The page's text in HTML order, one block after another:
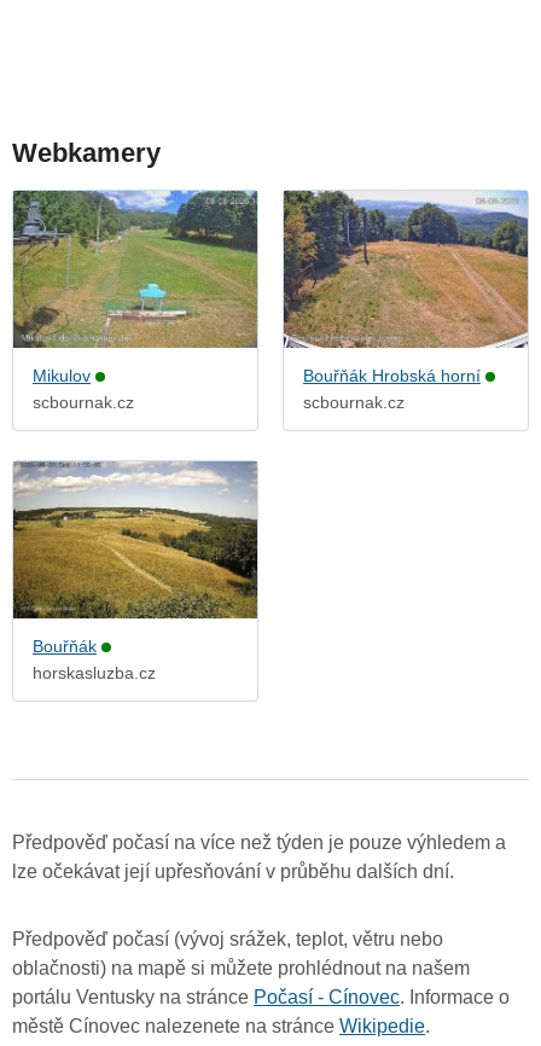
Webkamery
Mikulov
scbournak.cz
Bouřňák Hrobská horní
scbournak.cz
Bouřňák
horskasluzba.cz
Předpověď počasí na více než týden je pouze výhledem a
lze očekávat její upřesňování v průběhu dalších dní.
Předpověď počasí (vývoj srážek, teplot, větru nebo
oblačnosti) na mapě si můžete prohlédnout na našem
portálu Ventusky na stránce Počasí - Cínovec. Informace o
městě Cínovec nalezenete na stránce Wikipedie.